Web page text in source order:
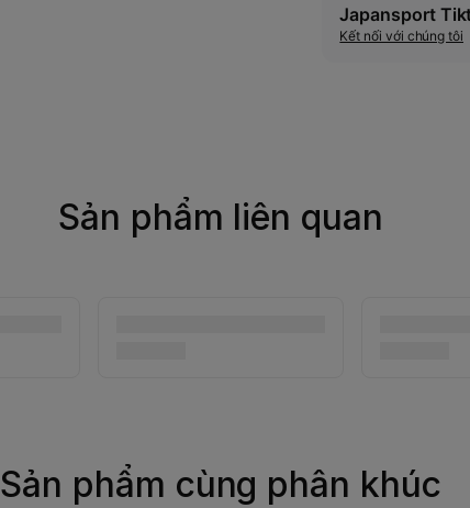
Japansport
Kết nối với chúng tôi
Sản phẩm liên quan
Sản phẩm cùng phân khúc